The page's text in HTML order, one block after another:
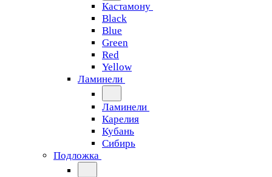
Кастамону
Black
Blue
Green
Red
Yellow
Ламинели
Ламинели
Карелия
Кубань
Сибирь
Подложка